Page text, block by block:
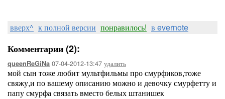
вверх^ к полной версии понравилось! в evernote
Комментарии (2):
queenReGiNa 07-04-2012-13:47 удалить
мой сын тоже любит мультфильмы про смурфиков,тоже
свяжу,и по вашему описанию можно и девочку смурфетту и
папу смурфа связать вместо белых штанишек